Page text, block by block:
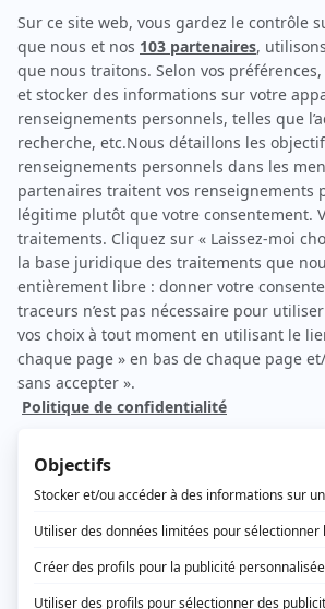
MARCOUX-
Personnages
Ayoye!(Caroline Marcoux-
Virginie(Émilie
Richard Therrien carbure à son petit écran. Celui
Hebdo de 1996 à 2001. Sa spécialité: la télé